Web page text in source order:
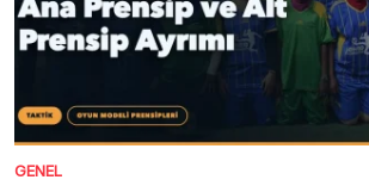
GENEL